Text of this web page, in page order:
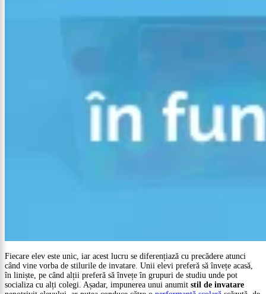
Fiecare elev este unic, iar acest lucru se diferențiază cu precădere atunci
când vine vorba de stilurile de invatare. Unii elevi preferă să învețe acasă,
în liniște, pe când alții preferă să învețe în grupuri de studiu unde pot
socializa cu alți colegi. Așadar, impunerea unui anumit stil de invatare